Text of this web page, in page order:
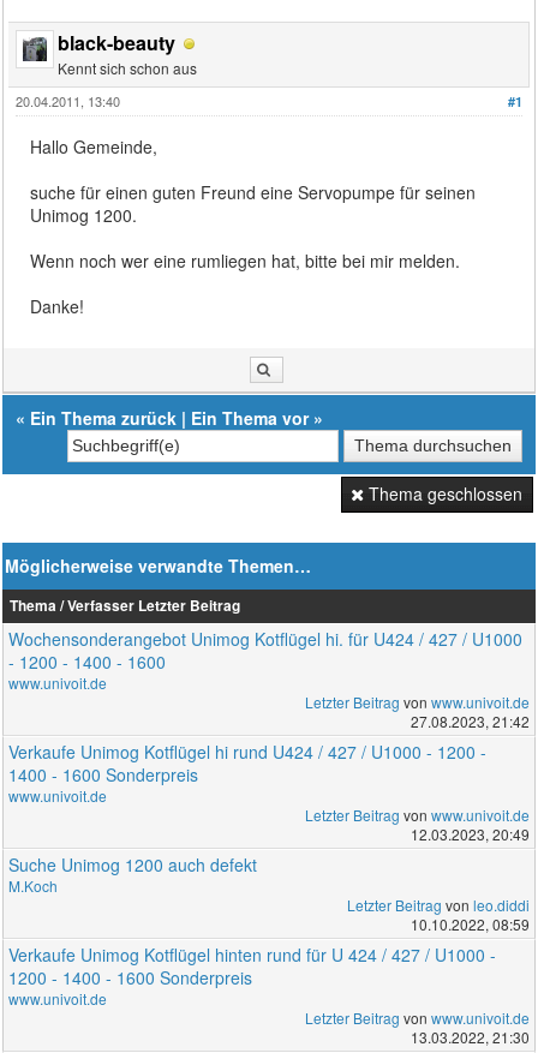
black-beauty
Kennt sich schon aus
#1
20.04.2011, 13:40
Hallo Gemeinde,
suche für einen guten Freund eine Servopumpe für seinen
Unimog 1200.
Wenn noch wer eine rumliegen hat, bitte bei mir melden.
Danke!
« Ein Thema zurück | Ein Thema vor»
Thema geschlossen
Möglicherweise verwandte Themen…
Thema / Verfasser Letzter Beitrag
Wochensonderangebot Unimog Kotflügel hi. für U424 / 427 / U1000
- 1200 - 1400 - 1600
www.univoit.de
Letzter Beitrag von www.univoit.de
27.08.2023, 21:42
Verkaufe Unimog Kotflügel hi rund U424 / 427 / U1000 - 1200 -
1400 - 1600 Sonderpreis
www.univoit.de
Letzter Beitrag von www.univoit.de
12.03.2023, 20:49
Suche Unimog 1200 auch defekt
M.Koch
Letzter Beitrag von leo.diddi
10.10.2022, 08:59
Verkaufe Unimog Kotflügel hinten rund für U 424 / 427 / U1000 -
1200 - 1400 - 1600 Sonderpreis
www.univoit.de
Letzter Beitrag von www.univoit.de
13.03.2022, 21:30